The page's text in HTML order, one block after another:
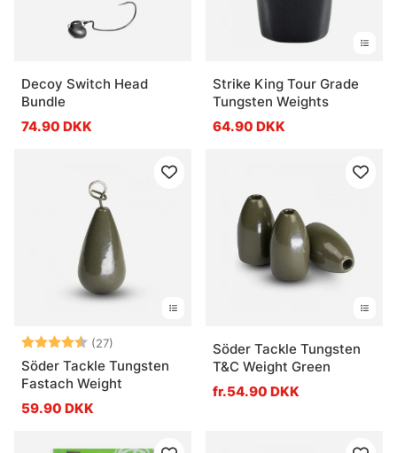
Decoy Switch Head
Bundle
74.90 DKK
Strike King Tour Grade
Tungsten Weights
64.90 DKK
Vurdering: (27)
4.3 ud af 5 stjerner
Söder Tackle Tungsten
Fastach Weight
59.90 DKK
Söder Tackle Tungsten
T&C Weight Green
fr.54.90 DKK